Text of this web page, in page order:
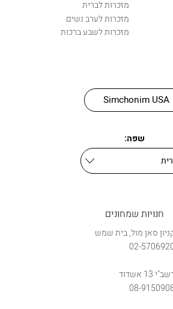
מזכרות לברית
מזכרות לערב נשים
מזכרות לשבע ברכות
Simchonim USA
שפה:
חנויות שמחונים
סאן מול, בית שמש
02-
13 אשדוד
08-